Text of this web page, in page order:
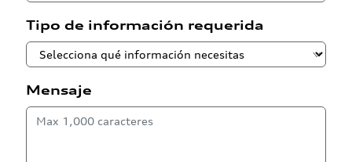
Tipo de información requerida
Mensaje